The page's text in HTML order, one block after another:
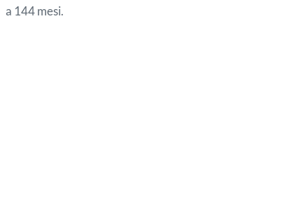
a 144 mesi.